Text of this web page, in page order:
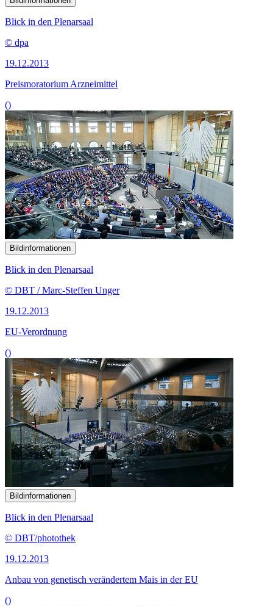
Blick in den Plenarsaal
© dpa
19.12.2013
Preismoratorium Arzneimittel
()
Bildinformationen
Blick in den Plenarsaal
© DBT / Marc-Steffen Unger
19.12.2013
EU-Verordnung
()
Bildinformationen
Blick in den Plenarsaal
© DBT/photothek
19.12.2013
Anbau von genetisch verändertem Mais in der EU
()